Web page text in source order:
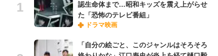
認生命体まで…昭和キッズを震え上がらせ
た「恐怖のテレビ番組」
ドラマ映画
「自分の絵ごと、このジャンルはそろそろ